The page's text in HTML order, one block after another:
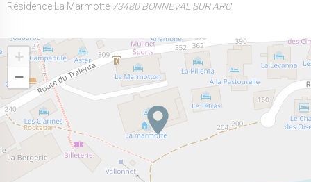
Résidence La Marmotte 73480 BONNEVAL SUR ARC
+
−